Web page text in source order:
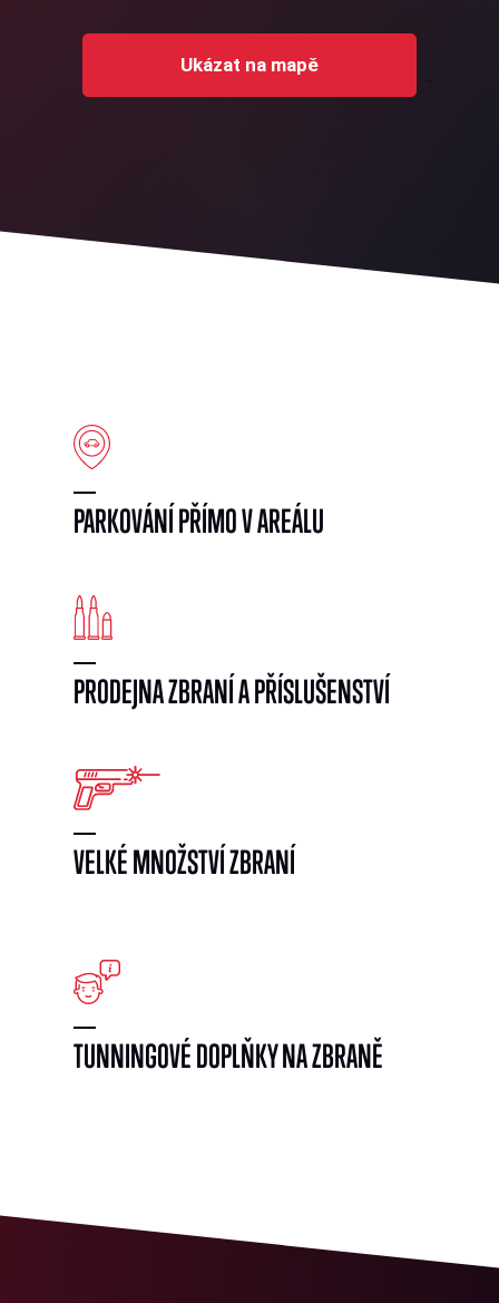
Ukázat na mapě
PARKOVÁNÍ PŘÍMO V AREÁLU
PRODEJNA ZBRANÍ A PŘÍSLUŠENSTVÍ
VELKÉ MNOŽSTVÍ ZBRANÍ
TUNNINGOVÉ DOPLŇKY NA ZBRANĚ